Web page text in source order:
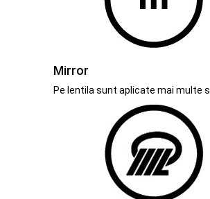
Mirror
Pe lentila sunt aplicate mai multe